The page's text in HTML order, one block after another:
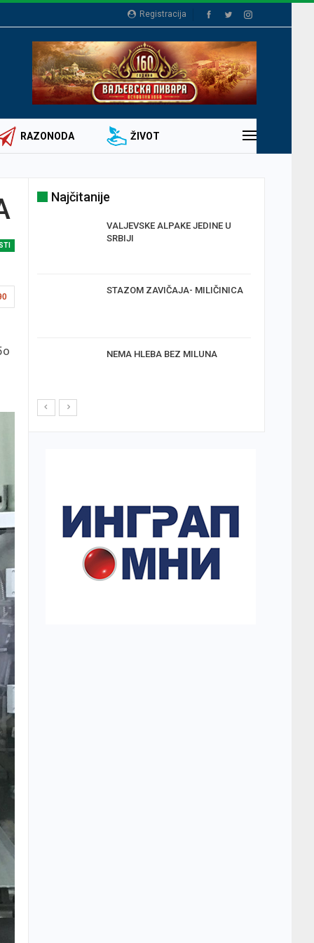
Registracija
RAZONODA ŽIVOT
Najčitanije
VALJEVSKE ALPAKE JEDINE U
SRBIJI
STAZOM ZAVIČAJA- MILIČINICA
NEMA HLEBA BEZ MILUNA